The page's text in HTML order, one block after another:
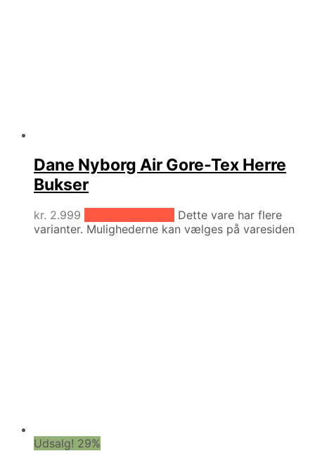
Dane Nyborg Air Gore-Tex Herre
Bukser
kr. 2.999
Dette vare har flere
varianter. Mulighederne kan vælges på varesiden
Udsalg! 29%